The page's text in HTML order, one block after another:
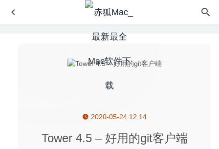
2020-05-24 12:14
Tower 4.5 – 好用的git客户端
DropDMG 3.7.1 中文版-优秀的macOS应用DMG打包压缩
Invisible 3.2.2 – 简单易用的文件隐藏工具 2026-06-22